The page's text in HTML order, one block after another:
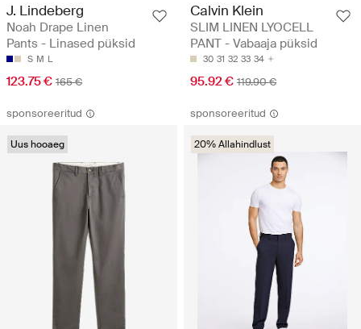
J. Lindeberg
Noah Drape Linen
Pants - Linased püksid
S M L
123.75 € 165 €
Calvin Klein
SLIM LINEN LYOCELL
PANT - Vabaaja püksid
30 31 32 33 34
95.92 € 119.90 €
sponsoreeritud
Uus hooaeg
sponsoreeritud
20% Allahindlust